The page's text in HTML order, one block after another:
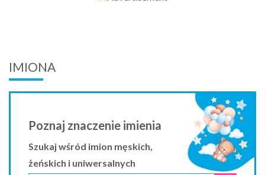
IMIONA
Poznaj znaczenie imienia
Szukaj wśród imion męskich,
żeńskich i uniwersalnych